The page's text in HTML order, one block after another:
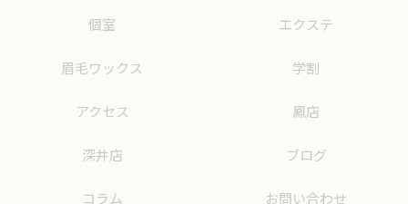
個室
エクステ
眉毛ワックス
学割
アクセス
鳳店
深井店
ブログ